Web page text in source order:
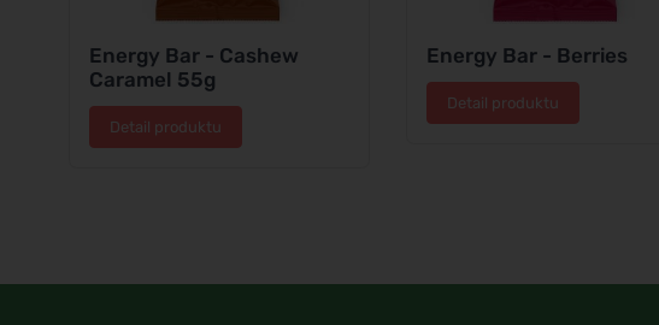
Energy Bar - Cashew
Caramel 55g
Detail produktu
Energy Bar - Berries
Detail produktu